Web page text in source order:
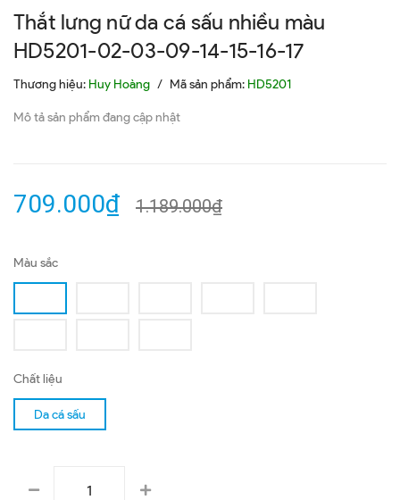
Thắt lưng nữ da cá sấu nhiều màu
HD5201-02-03-09-14-15-16-17
Thương hiệu: Huy Hoàng / Mã sản phẩm: HD5201
Mô tả sản phẩm đang cập nhật
709.000₫ 1.189.000₫
Màu sắc
Chất liệu
Da cá sấu